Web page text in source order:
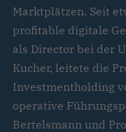
Marktplätzen. Seit
profitable digitale
als Director bei der
Kucher, leitete die
Investmentholding
operative
Bertelsmann und